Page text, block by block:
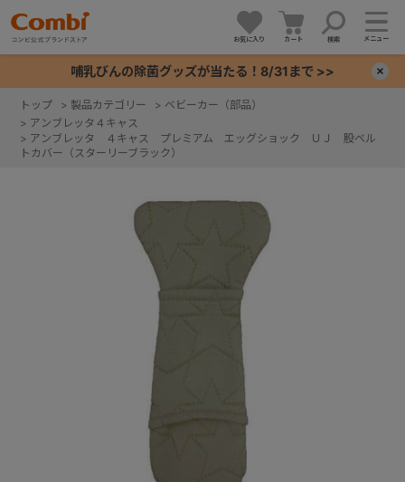
お気に入り カート 検索 メニュー
哺乳びんの除菌グッズが当たる！8/31まで >>
トップ > 製品カテゴリー > ベビーカー（部品）
> アンブレッタ４キャス
> アンブレッタ ４キャス プレミアム エッグショック ＵＪ 股ベル
トカバー（スターリーブラック）